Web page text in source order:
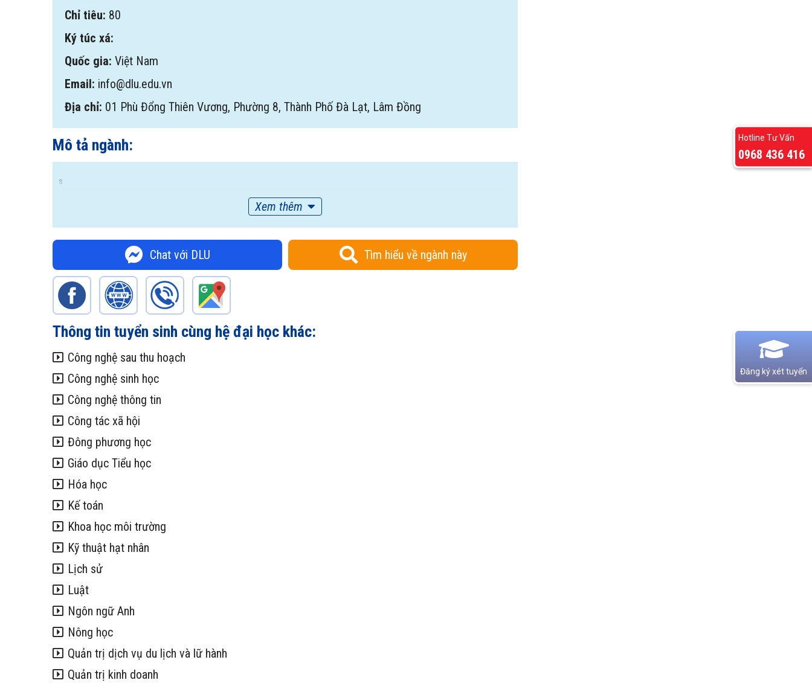
Chỉ tiêu: 80
Ký túc xá:
Quốc gia: Việt Nam
Email: info@dlu.edu.vn
Địa chỉ: 01 Phù Đổng Thiên Vương, Phường 8, Thành Phố Đà Lạt, Lâm Đồng
Mô tả ngành:
s
Xem thêm
Chat với DLU Tìm hiểu về ngành này
Thông tin tuyển sinh cùng hệ đại học khác:
Công nghệ sau thu hoạch
Công nghệ sinh học
Công nghệ thông tin
Công tác xã hội
Đông phương học
Giáo dục Tiểu học
Hóa học
Kế toán
Khoa học môi trường
Kỹ thuật hạt nhân
Lịch sử
Luật
Ngôn ngữ Anh
Nông học
Quản trị dịch vụ du lịch và lữ hành
Quản trị kinh doanh
Đăng ký xét tuyển
Hotline Tư Vấn
0968 436 416